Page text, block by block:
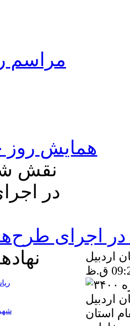
مراسم
همایش روز
اجرای
شهید والامقام استان